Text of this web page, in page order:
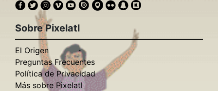
Sobre Pixelatl
El Origen
Preguntas Frecuentes
Política de Privacidad
Más sobre Pixelatl